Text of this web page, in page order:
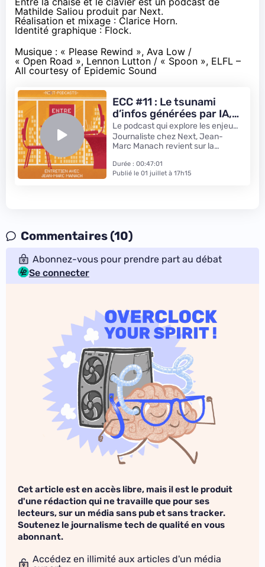
Mathilde Saliou produit par Next.
Réalisation et mixage : Clarice Horn.
Identité graphique : Flock.
Musique : « Please Rewind », Ava Low /
« Open Road », Lennon Lutton / « Spoon », ELFL –
All courtesy of Epidemic Sound
ECC #11 : Le tsunami
d’infos générées par IA,
avec Jean-Marc Manach
Le podcast qui explore les enjeux
du numérique – par Next.ink
Journaliste chez Next, Jean-
Marc Manach revient sur la
d'information générés par IA qu'il a
débusqué en ligne, et sur les
Durée : 00:47:01
Publié le 01 juillet à 17h15
Commentaires (10)
Abonnez-vous pour prendre part au débat
Se connecter
Cet article est en accès libre, mais il est le produit
d'une rédaction qui ne travaille que pour ses
lecteurs, sur un média sans pub et sans tracker.
Soutenez le journalisme tech de qualité en vous
abonnant.
Accédez en illimité aux articles d'un média